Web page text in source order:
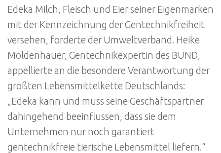
Edeka Milch, Fleisch und Eier seiner Eigenmarken
mit der Kennzeichnung der Gentechnikfreiheit
versehen, forderte der Umweltverband. Heike
Moldenhauer, Gentechnikexpertin des BUND,
appellierte an die besondere Verantwortung der
größten Lebensmittelkette Deutschlands:
„Edeka kann und muss seine Geschäftspartner
dahingehend beeinflussen, dass sie dem
Unternehmen nur noch garantiert
gentechnikfreie tierische Lebensmittel liefern.“